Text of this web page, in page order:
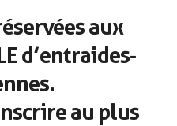
aux
d’entraides-
au plus